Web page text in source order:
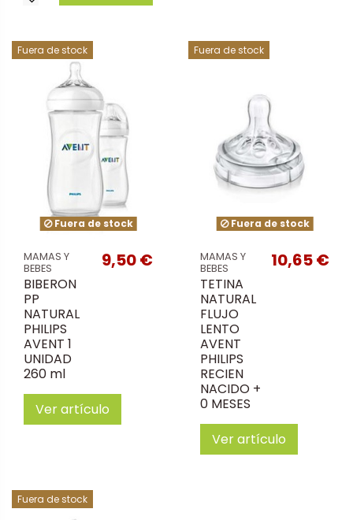
Fuera de stock
Fuera de stock
MAMAS Y
BEBES
BIBERON
PP
NATURAL
PHILIPS
AVENT 1
UNIDAD
260 ml
9,50 €
Ver artículo
Fuera de stock
Fuera de stock
MAMAS Y
BEBES
TETINA
NATURAL
FLUJO
LENTO
AVENT
PHILIPS
RECIEN
NACIDO +
0 MESES
10,65 €
Ver artículo
Fuera de stock